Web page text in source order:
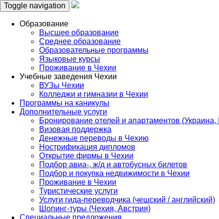
Toggle navigation
Образование
Высшее образование
Среднее образование
Образовательные программы
Языковые курсы
Проживание в Чехии
Учебные заведения Чехии
ВУЗы Чехии
Колледжи и гимназии в Чехии
Программы на каникулы
Дополнительные услуги
Бронирование отелей и апартаментов
Визовая поддержка
Денежные переводы в Чехию
Нострификация дипломов
Открытие фирмы в Чехии
Подбор авиа-, ж/д и автобусных билетов
Подбор и покупка недвижимости в Чехии
Проживание в Чехии
Туристические услуги
Услуги гида-переводчика (чешский / английский)
Шопинг-туры (Чехия, Австрия)
Специальные предложения